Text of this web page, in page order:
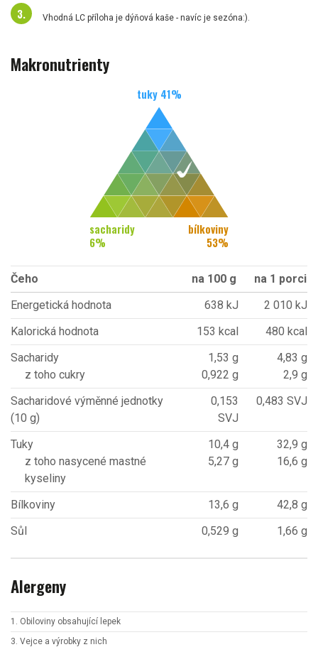
Vhodná LC příloha je dýňová kaše - navíc je sezóna:).
Makronutrienty
tuky 41%
sacharidy
6%
bílkoviny
53%
Čeho na 100 g
na 1 porci
Energetická hodnota
638 kJ
2 010 kJ
Kalorická hodnota
153 kcal
480 kcal
Sacharidy
z toho cukry
1,53 g
0,922 g
4,83 g
2,9 g
Sacharidové výměnné jednotky
(10 g)
0,153
SVJ
0,483 SVJ
Tuky
z toho nasycené mastné
kyseliny
10,4 g
5,27 g
32,9 g
16,6 g
Bílkoviny 13,6 g
42,8 g
Sůl
0,529 g 1,66 g
Alergeny
1. Obiloviny obsahující lepek
3. Vejce a výrobky z nich